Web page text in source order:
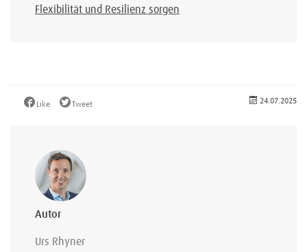
Flexibilität und Resilienz sorgen
Like Tweet 24.07.2025
Autor
Urs Rhyner